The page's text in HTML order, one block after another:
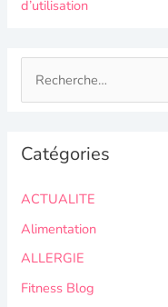
d’utilisation
e
h
h
e
Catégories
ACTUALITE
Alimentation
ALLERGIE
Fitness Blog